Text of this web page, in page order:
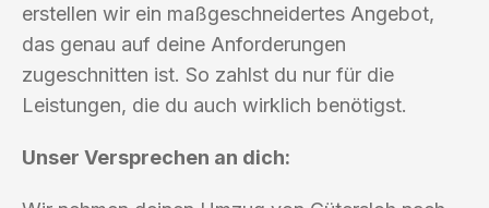
erstellen wir ein maßgeschneidertes Angebot,
das genau auf deine Anforderungen
zugeschnitten ist. So zahlst du nur für die
Leistungen, die du auch wirklich benötigst.
Unser Versprechen an dich: